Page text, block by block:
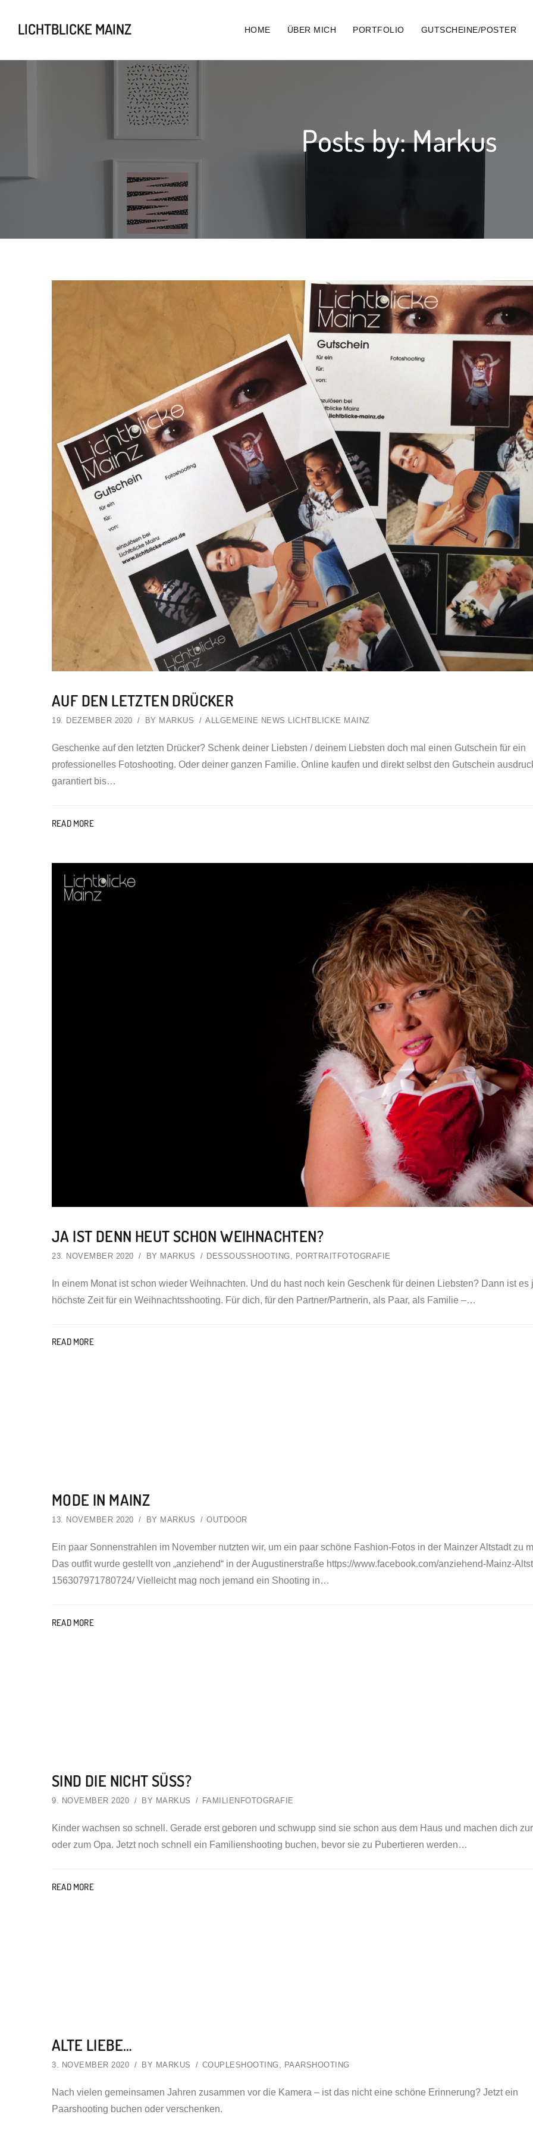
LICHTBLICKE MAINZ HOME ÜBER MICH PORTFOLIO GUTSCHEINE/POSTER
Posts by: Markus
AUF DEN LETZTEN DRÜCKER
19. DEZEMBER 2020 BY MARKUS ALLGEMEINE NEWS LICHTBLICKE MAINZ
Geschenke auf den letzten Drücker? Schenk deiner Liebsten / deinem Liebsten doch mal einen Gutschein für ein
professionelles Fotoshooting. Oder deiner ganzen Familie. Online kaufen und direkt selbst den Gutschein
garantiert bis…
READ MORE
JA IST DENN HEUT SCHON WEIHNACHTEN?
23. NOVEMBER 2020 BY MARKUS DESSOUSSHOOTING PORTRAITFOTOGRAFIE
In einem Monat ist schon wieder Weihnachten. Und du hast noch kein Geschenk für deinen Liebsten? Dann ist es
höchste Zeit für ein Weihnachtsshooting. Für dich, für den Partner/Partnerin, als Paar, als Familie –…
READ MORE
MODE IN MAINZ
13. NOVEMBER 2020 BY MARKUS OUTDOOR
Ein paar Sonnenstrahlen im November nutzten wir, um ein paar schöne Fashion-Fotos in der Mainzer Altstadt zu
Das outfit wurde gestellt von „anziehend“ in der Augustinerstraße https://www.facebook.com/anziehend-Mainz-
156307971780724/ Vielleicht mag noch jemand ein Shooting in…
READ MORE
SIND DIE NICHT SÜSS?
9. NOVEMBER 2020 BY MARKUS FAMILIENFOTOGRAFIE
Kinder wachsen so schnell. Gerade erst geboren und schwupp sind sie schon aus dem Haus und machen dich
oder zum Opa. Jetzt noch schnell ein Familienshooting buchen, bevor sie zu Pubertieren werden…
READ MORE
ALTE LIEBE…
3. NOVEMBER 2020 BY MARKUS COUPLESHOOTING PAARSHOOTING
Nach vielen gemeinsamen Jahren zusammen vor die Kamera – ist das nicht eine schöne Erinnerung? Jetzt ein
Paarshooting buchen oder verschenken.